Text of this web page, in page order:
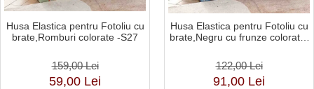
Husa Elastica pentru Fotoliu cu
brate,Romburi colorate -S27
159,00 Lei
59,00 Lei
Husa Elastica pentru Fotoliu cu
brate,Negru cu frunze colorate-
122,00 Lei
91,00 Lei